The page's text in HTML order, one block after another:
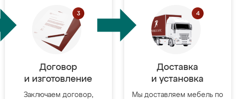
Договор
и изготовление
Заключаем договор,
Доставка
и установка
Мы доставляем мебель по